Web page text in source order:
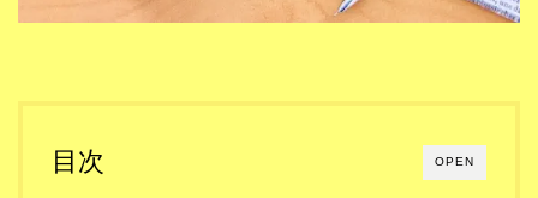
OPEN
目次